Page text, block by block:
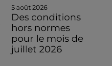
5 août 2026
Des conditions
hors normes
pour le mois de
juillet 2026